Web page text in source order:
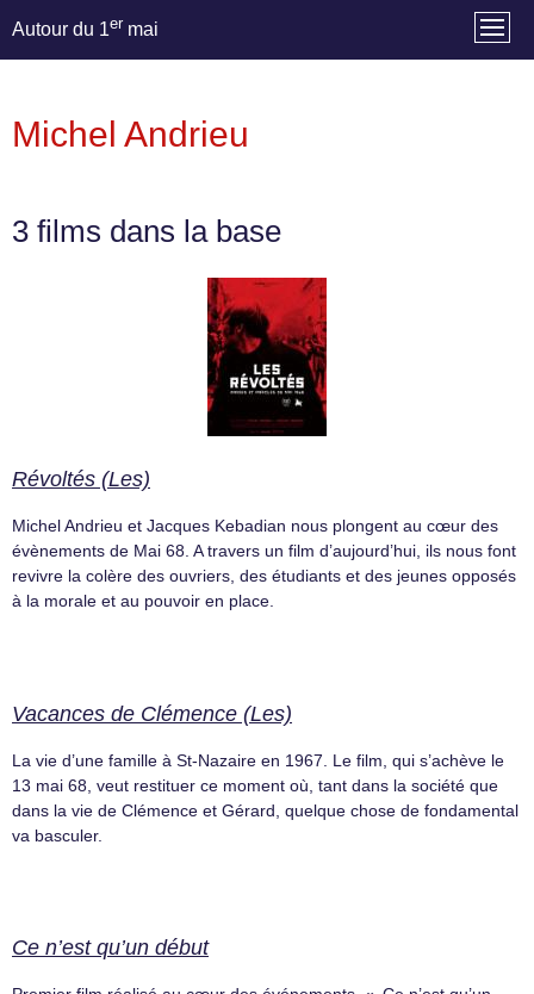
Autour du 1er mai
Michel Andrieu
3 films dans la base
Révoltés (Les)
Michel Andrieu et Jacques Kebadian nous plongent au cœur des
évènements de Mai 68. A travers un film d’aujourd’hui, ils nous font
revivre la colère des ouvriers, des étudiants et des jeunes opposés
à la morale et au pouvoir en place.
Vacances de Clémence (Les)
La vie d’une famille à St-Nazaire en 1967. Le film, qui s’achève le
13 mai 68, veut restituer ce moment où, tant dans la société que
dans la vie de Clémence et Gérard, quelque chose de fondamental
va basculer.
Ce n’est qu’un début